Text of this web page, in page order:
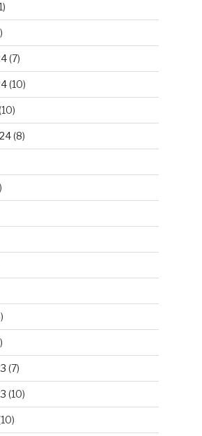
(7)
(10)
(8)
(7)
(10)